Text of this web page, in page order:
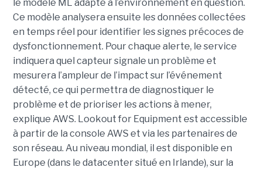
le modèle ML adapté à l’environnement en question.
Ce modèle analysera ensuite les données collectées
en temps réel pour identifier les signes précoces de
dysfonctionnement. Pour chaque alerte, le service
indiquera quel capteur signale un problème et
mesurera l’ampleur de l’impact sur l’événement
détecté, ce qui permettra de diagnostiquer le
problème et de prioriser les actions à mener,
explique AWS. Lookout for Equipment est accessible
à partir de la console AWS et via les partenaires de
son réseau. Au niveau mondial, il est disponible en
Europe (dans le datacenter situé en Irlande), sur la